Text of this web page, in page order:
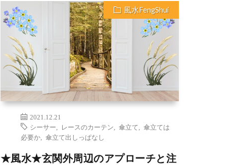
風水FengShui
2021.12.21
シーサー
レースのカーテン 傘立て
傘立ては
必要か, 傘立て出しっぱなし
★風水★玄関外周辺のアプローチと注